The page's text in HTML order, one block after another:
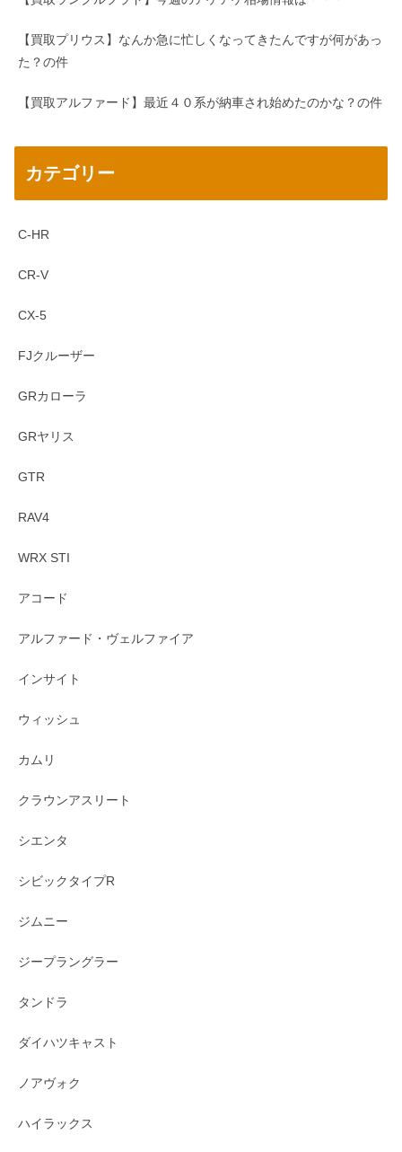
【買取プリウス】なんか急に忙しくなってきたんですが何があっ
た？の件
【買取アルファード】最近４０系が納車され始めたのかな？の件
カテゴリー
C-HR
CR-V
CX-5
FJクルーザー
GRカローラ
GRヤリス
GTR
RAV4
WRX STI
アコード
アルファード・ヴェルファイア
インサイト
ウィッシュ
カムリ
クラウンアスリート
シエンタ
シビックタイプR
ジムニー
ジープラングラー
タンドラ
ダイハツキャスト
ノアヴォク
ハイラックス